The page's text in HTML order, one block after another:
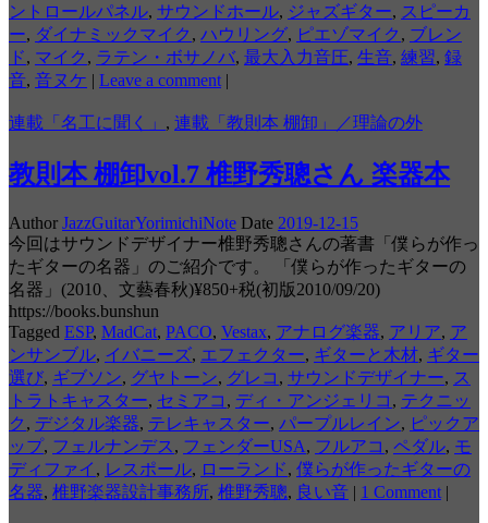
ントロールパネル, サウンドホール, ジャズギター, スピーカ
ー, ダイナミックマイク , ハウリング, ピエゾマイク , ブレン
ド, マイク , ラテン・ボサノバ, 最大入力音圧, 生音, 練習, 録
音, 音ヌケ | Leave a comment |
連載「名工に聞く」 , 連載「教則本 棚卸」／理論の外
教則本 棚卸vol.7 椎野秀聰さん 楽器本
Author JazzGuitarYorimichiNote Date 2019-12-15
今回はサウンドデザイナー椎野秀聰さんの著書「僕らが作っ
たギターの名器」のご紹介です。 「僕らが作ったギターの
名器」(2010、文藝春秋)¥850+税(初版2010/09/20)
https://books.bunshun
Tagged ESP, MadCat, PACO, Vestax, アナログ楽器, アリア, ア
ンサンブル, イバニーズ, エフェクター, ギターと木材, ギター
選び, ギブソン, グヤトーン, グレコ , サウンドデザイナー, ス
トラトキャスター, セミアコ , ディ・アンジェリコ , テクニッ
ク , デジタル楽器, テレキャスター, パープルレイン, ピックア
ップ, フェルナンデス , フェンダーUSA, フルアコ , ペダル, モ
ディファイ , レスポール, ローランド, 僕らが作ったギターの
名器, 椎野楽器設計事務所, 椎野秀聰, 良い音 | 1 Comment |